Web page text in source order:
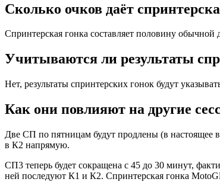
Сколько очков даёт
Спринтерская гонка составляет половину обычной
Учитываются ли результаты
Нет, результаты спринтерских гонок будут
Как они повлияют на другие
Две СП по пятницам будут продлены (в настоящее
в К2 напрямую.
СП3 теперь будет сокращена с 45 до 30 минут,
ней последуют К1 и К2. Спринтерская гонка